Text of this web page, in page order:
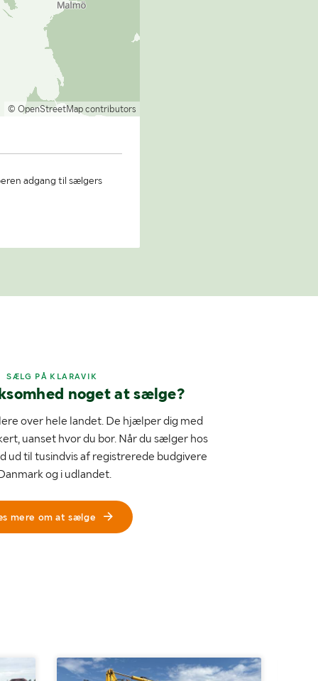
© OpenStreetMap contributors
adgang til sælgers
SÆLG PÅ KLARAVIK
noget at sælge?
over hele landet. De hjælper dig med
uanset hvor du bor. Når du sælger hos
ud til tusindvis af registrerede budgivere
og i udlandet.
mere om at sælge